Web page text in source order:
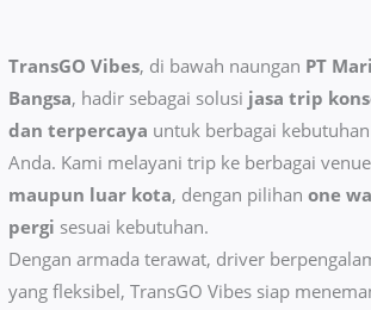
TransGO Vibes, di bawah naungan PT
Bangsa, hadir sebagai solusi jasa trip
dan terpercaya untuk berbagai
Anda. Kami melayani trip ke berbagai
maupun luar kota, dengan pilihanone
pergi sesuai kebutuhan.
Dengan armada terawat, driver
yang fleksibel, TransGO Vibes siap